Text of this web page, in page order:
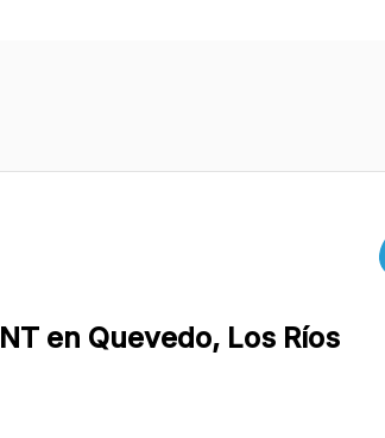
en Quevedo, Los Ríos